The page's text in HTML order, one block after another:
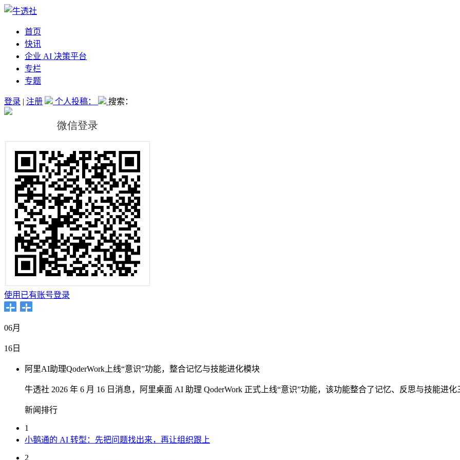
首页
快讯
企业 AI 决策平台
专栏
专题
登录 | 注册 个人投稿： 搜索：
使用已有账号登录
06月
16日
阿里AI助理QoderWork上线“意识”功能，整合记忆与技能进化模块
牛透社 2026 年 6 月 16 日消息，阿里桌面 AI 助理 QoderWork 正式上线“意识”功能，该功能整合了记忆、反思与技能进化
新闻排行
1
小鹅通的 AI 转型：先把问题找出来，再让组织跟上
2